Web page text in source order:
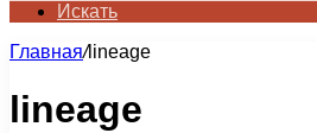
Искать
Главная/lineage
lineage